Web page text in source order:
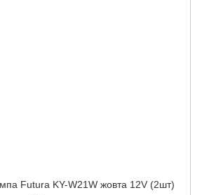
Futura KY-W21W жовта 12V (2шт)